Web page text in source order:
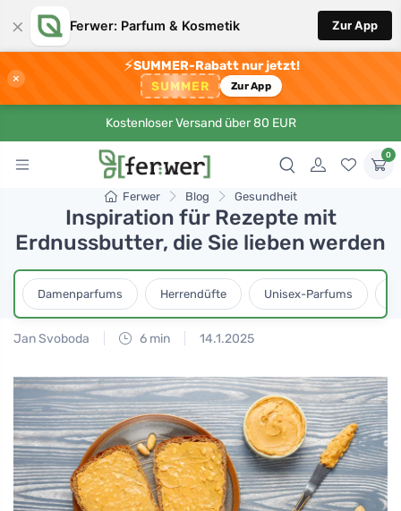
× Ferwer: Parfum & Kosmetik Zur App
×
⚡SUMMER-Rabatt nur jetzt!
SUMMER Zur App
Kostenloser Versand über 80 EUR
0
Ferwer Blog Gesundheit
Inspiration für Rezepte mit
Erdnussbutter, die Sie lieben werden
Damenparfums Herrendüfte Unisex-Parfums
Jan Svoboda 6 min 14.1.2025